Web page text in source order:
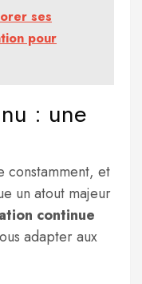
ses
pour
: une
constamment, et
un atout majeur
continue
adapter aux